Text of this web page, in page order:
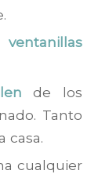
de los
Tanto
casa.
cualquier